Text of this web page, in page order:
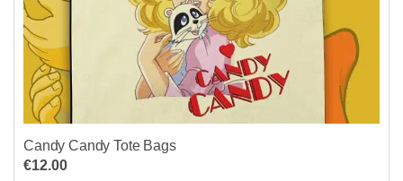
Candy Candy Tote Bags
€12.00